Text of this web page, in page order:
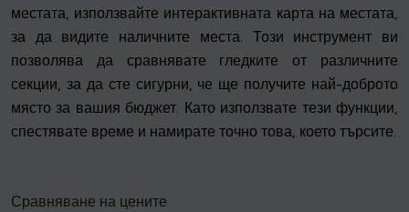
местата, използвайте интерактивната карта на местата,
за да видите наличните места. Този инструмент ви
позволява да сравнявате гледките от различните
секции, за да сте сигурни, че ще получите най-доброто
място за вашия бюджет. Като използвате тези функции,
спестявате време и намирате точно това, което търсите.
Сравняване на цените